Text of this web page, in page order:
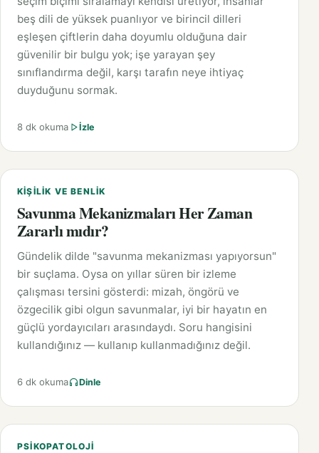
beş dili de yüksek puanlıyor ve birincil dilleri
eşleşen çiftlerin daha doyumlu olduğuna dair
güvenilir bir bulgu yok; işe yarayan şey
sınıflandırma değil, karşı tarafın neye ihtiyaç
duyduğunu sormak.
8 dk okuma İzle
KIŞILIK VE BENLIK
Savunma Mekanizmaları Her Zaman
Zararlı mıdır?
Gündelik dilde "savunma mekanizması yapıyorsun"
bir suçlama. Oysa on yıllar süren bir izleme
çalışması tersini gösterdi: mizah, öngörü ve
özgecilik gibi olgun savunmalar, iyi bir hayatın en
güçlü yordayıcıları arasındaydı. Soru hangisini
kullandığınız — kullanıp kullanmadığınız değil.
6 dk okuma Dinle
PSIKOPATOLOJI